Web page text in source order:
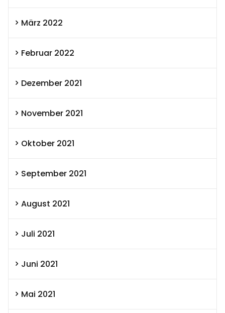
März 2022
Februar 2022
Dezember 2021
November 2021
Oktober 2021
September 2021
August 2021
Juli 2021
Juni 2021
Mai 2021